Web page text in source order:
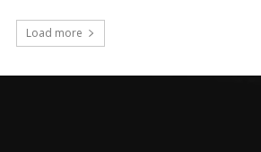
Load more